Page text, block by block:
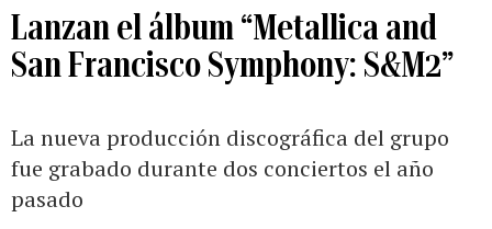
Lanzan el álbum “Metallica and
San Francisco Symphony: S&M2”
La nueva producción discográfica del grupo
fue grabado durante dos conciertos el año
pasado